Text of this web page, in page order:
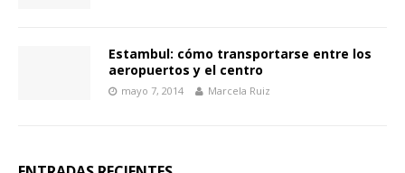
Estambul: cómo transportarse entre los
aeropuertos y el centro
mayo 7, 2014 Marcela Ruiz